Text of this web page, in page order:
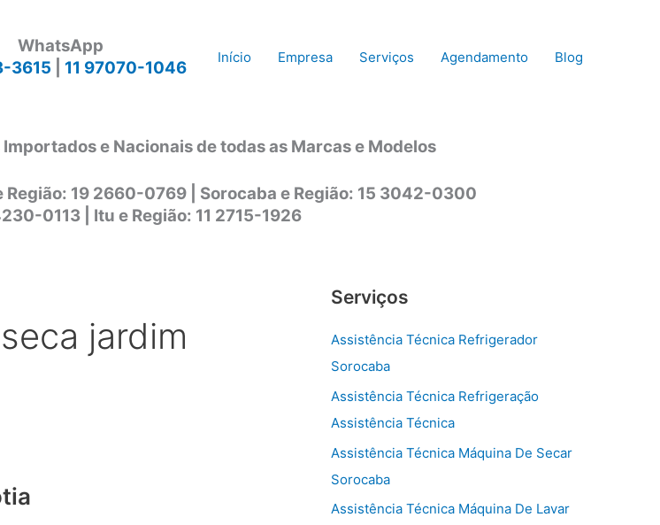
WhatsApp
3615
11 97070-1046
Início Empresa Serviços Agendamento Blog
e Nacionais de todas as Marcas e Modelos
19 2660-0769 | Sorocaba e Região: 15 3042-0300
0113 | Itu e Região: 11 2715-1926
jardim
Serviços
Assistência Técnica Refrigerador
Sorocaba
Assistência Técnica Refrigeração
Assistência Técnica
Assistência Técnica Máquina De Secar
Sorocaba
Assistência Técnica Máquina De Lavar